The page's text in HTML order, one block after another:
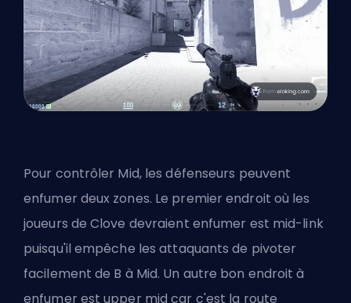
Pour contrôler Mid, les défenseurs peuvent
enfumer deux zones. Le premier endroit où les
joueurs de Clove devraient enfumer est mid-link
puisqu'il empêche les attaquants de pivoter
facilement de B à Mid. Un autre bon endroit à
enfumer est upper mid car c'est la route